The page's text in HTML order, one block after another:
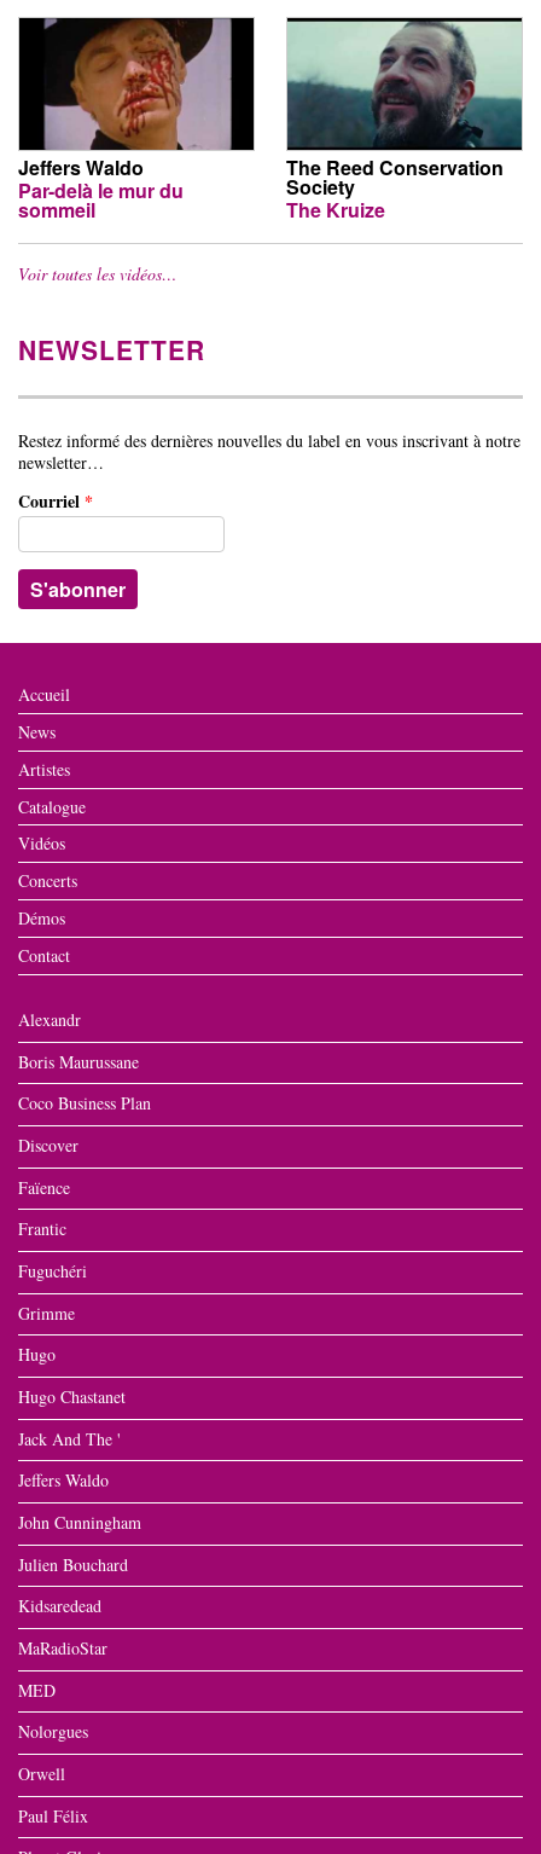
Jeffers Waldo
Par-delà le mur du
sommeil
The Reed Conservation
Society
The Kruize
Voir toutes les vidéos…
NEWSLETTER
Restez informé des dernières nouvelles du label en vous inscrivant à notre
newsletter…
Courriel *
Accueil
News
Artistes
Catalogue
Vidéos
Concerts
Démos
Contact
Alexandr
Boris Maurussane
Coco Business Plan
Discover
Faïence
Frantic
Fuguchéri
Grimme
Hugo
Hugo Chastanet
Jack And The '
Jeffers Waldo
John Cunningham
Julien Bouchard
Kidsaredead
MaRadioStar
MED
Nolorgues
Orwell
Paul Félix